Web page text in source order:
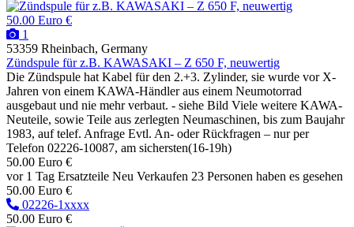
50.00 Euro €
1
53359 Rheinbach, Germany
Zündspule für z.B. KAWASAKI – Z 650 F, neuwertig
Die Zündspule hat Kabel für den 2.+3. Zylinder, sie wurde vor X-
Jahren von einem KAWA-Händler aus einem Neumotorrad
ausgebaut und nie mehr verbaut. - siehe Bild Viele weitere KAWA-
Neuteile, sowie Teile aus zerlegten Neumaschinen, bis zum Baujahr
1983, auf telef. Anfrage Evtl. An- oder Rückfragen – nur per
Telefon 02226-10087, am sichersten(16-19h)
50.00 Euro €
vor 1 Tag Ersatzteile Neu Verkaufen 23 Personen haben es gesehen
50.00 Euro €
02226-1xxxx
50.00 Euro €